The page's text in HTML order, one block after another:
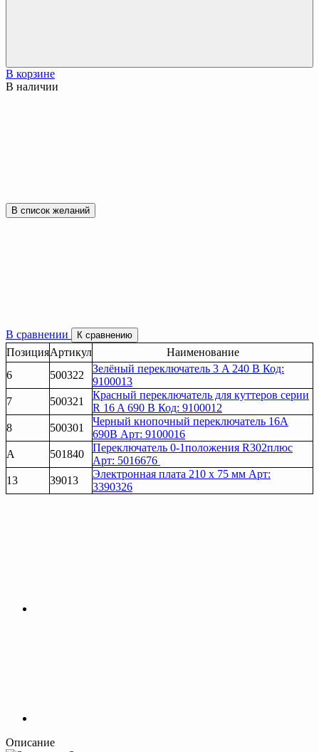
В корзине
В наличии
В список желаний
В сравнении К сравнению
ПозицияАртикул
Наименование
6
500322
Зелёный переключатель 3 A 240 В Код:
9100013
7
500321
Красный переключатель для куттеров серии
R 16 A 690 В Код: 9100012
8
500301
Черный кнопочный переключатель 16А
690В Арт: 9100016
A
501840
Переключатель 0-1положения R302плюс
Арт: 5016676
13
39013
Электронная плата 210 x 75 мм Арт:
3390326
Описание